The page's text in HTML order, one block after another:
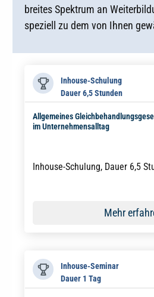
breites Spektrum an
speziell zu dem von Ihnen
Inhouse-Schulung
Dauer 6,5 Stunden
Allgemeines
im Unternehmensalltag
Inhouse-Schulung, Dauer 6,5
Mehr
Inhouse-Seminar
Dauer 1 Tag